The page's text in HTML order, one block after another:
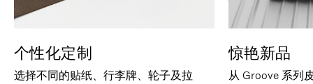
个性化定制
选择不同的贴纸、行李牌、轮子及拉
惊艳新品
从 Groove 系列